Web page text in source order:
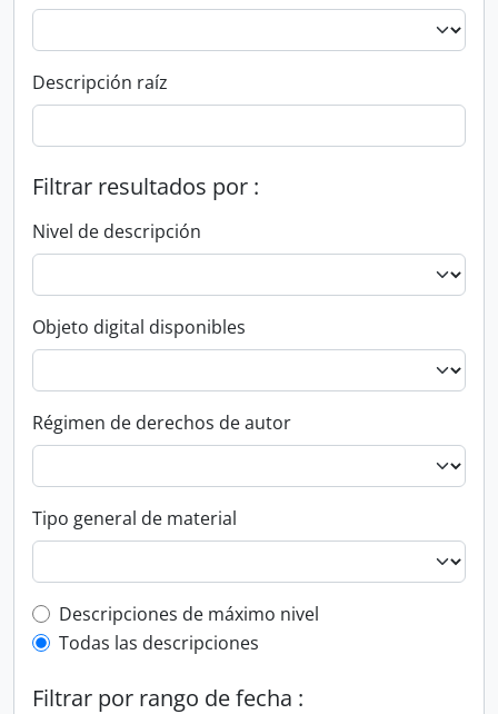
Descripción raíz
Filtrar resultados por :
Nivel de descripción
Objeto digital disponibles
Régimen de derechos de autor
Tipo general de material
Top-level description filter
Descripciones de máximo nivel
Todas las descripciones
Filtrar por rango de fecha :